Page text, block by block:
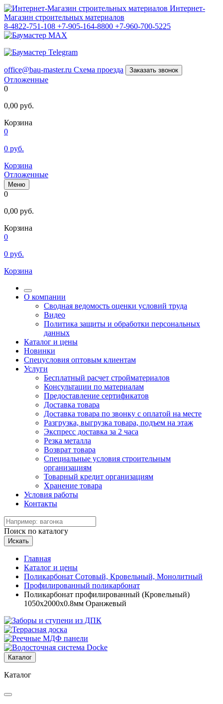
Интернет-
Магазин строительных материалов
8-4822-751-108 +7-905-164-8800 +7-960-700-5225
office@bau-master.ru Схема проезда Заказать звонок
Отложенные
0
0,00 руб.
Корзина
0
0 руб.
Корзина
Отложенные
Меню
0
0,00 руб.
Корзина
0
0 руб.
Корзина
О компании
Сводная ведомость оценки условий труда
Видео
Политика защиты и обработки персональных
данных
Каталог и цены
Новинки
Спецусловия оптовым клиентам
Услуги
Бесплатный расчет стройматериалов
Консультации по материалам
Предоставление сертификатов
Доставка товара
Доставка товара по звонку с оплатой на месте
Разгрузка, выгрузка товара, подъем на этаж
Экспресс доставка за 2 часа
Резка металла
Возврат товара
Специальные условия строительным
организациям
Товарный кредит организациям
Хранение товара
Условия работы
Контакты
Поиск по каталогу
Искать
Главная
Каталог и цены
Поликарбонат Сотовый, Кровельный, Монолитный
Профилированный поликарбонат
Поликарбонат профилированный (Кровельный)
1050х2000х0.8мм Оранжевый
Каталог
Каталог